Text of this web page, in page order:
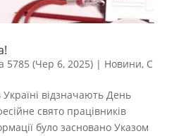
5785 (Чер 6, 2025)| Новини, С
відзначають День
свято працівників
було засновано Указом